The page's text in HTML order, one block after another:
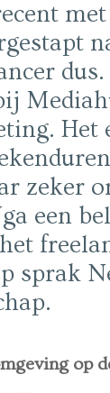
dus.
Het
zeker
een
sprak
op